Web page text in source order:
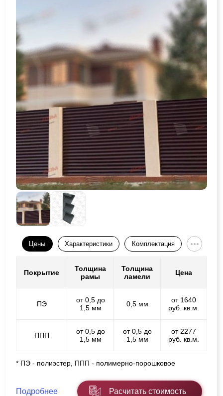
Цены Характеристики Комплектация
Покрытие
Толщина
рамы
Толщина
ламели
Цена
ПЭ
от 0,5 до
1,5 мм
0,5 мм
от 1640
руб. кв.м.
ППП
от 0,5 до
1,5 мм
от 0,5 до
1,5 мм
от 2277
руб. кв.м.
* ПЭ - полиэстер, ППП - полимерно-порошковое
Подробнее Расчитать стоимость